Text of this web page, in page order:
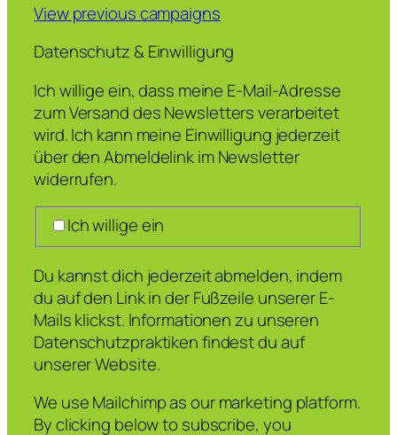
View previous campaigns
Datenschutz & Einwilligung
Ich willige ein, dass meine E-Mail-Adresse
zum Versand des Newsletters verarbeitet
wird. Ich kann meine Einwilligung jederzeit
über den Abmeldelink im Newsletter
widerrufen.
Ich willige ein
Du kannst dich jederzeit abmelden, indem
du auf den Link in der Fußzeile unserer E-
Mails klickst. Informationen zu unseren
Datenschutzpraktiken findest du auf
unserer Website.
We use Mailchimp as our marketing platform.
By clicking below to subscribe, you